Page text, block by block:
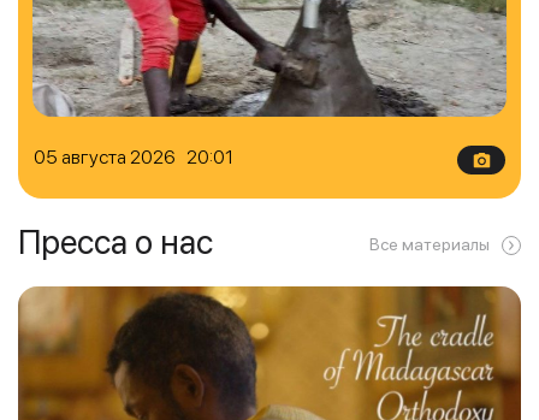
05 августа 2026 20:01
Пресса о нас Все материалы